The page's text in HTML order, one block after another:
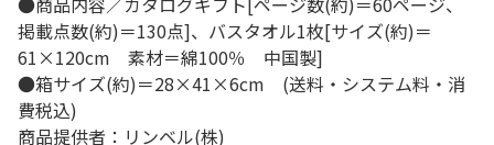
掲載点数(約)＝130点]、バスタオル1枚[サイズ(約)＝
61×120cm 素材＝綿100％ 中国製]
●箱サイズ(約)＝28×41×6cm (送料・システム料・消
費税込)
商品提供者：リンベル(株)